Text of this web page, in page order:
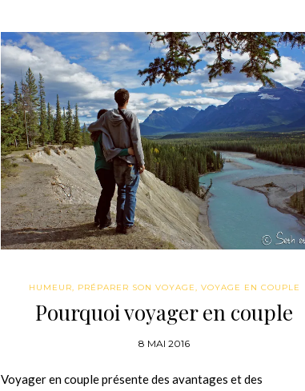
HUMEUR, PRÉPARER SON VOYAGE, VOYAGE EN COUPLE
Pourquoi voyager en couple
8 MAI 2016
Voyager en couple présente des avantages et des